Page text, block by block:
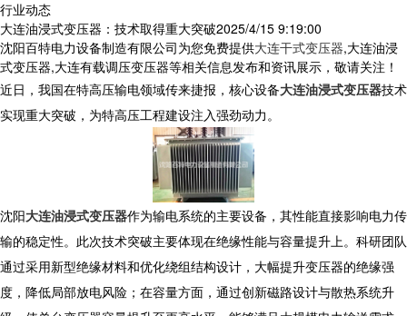
行业动态
大连油浸式变压器：技术取得重大突破​2025/4/15 9:19:00
沈阳百特电力设备制造有限公司为您免费提供大连干式变压器,大连油浸
式变压器,大连有载调压变压器等相关信息发布和资讯展示，敬请关注！
近日，我国在特高压输电领域传来捷报，核心设备大连油浸式变压器技术
实现重大突破，为特高压工程建设注入强劲动力。
​ 沈阳大连油浸式变压器作为输电系统的主要设备，其性能直接影响电力传
输的稳定性。此次技术突破主要体现在绝缘性能与容量提升上。科研团队
通过采用新型绝缘材料和优化绕组结构设计，大幅提升变压器的绝缘强
度，降低局部放电风险；在容量方面，通过创新磁路设计与散热系统升